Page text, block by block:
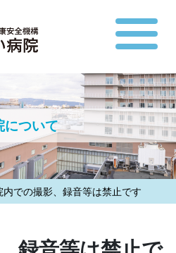
について
内での撮影、録音等は禁止です